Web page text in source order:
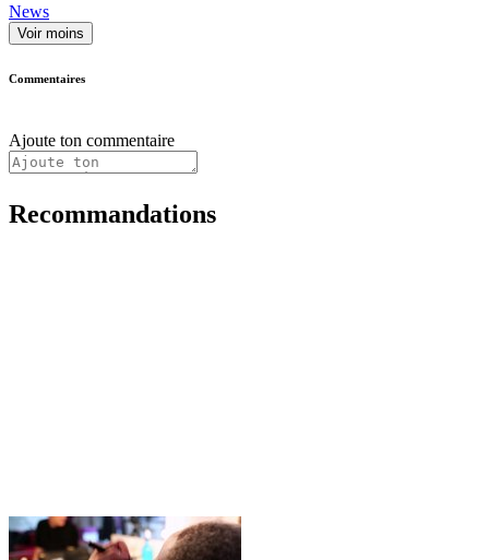
News
Voir moins
Commentaires
Ajoute ton commentaire
Recommandations